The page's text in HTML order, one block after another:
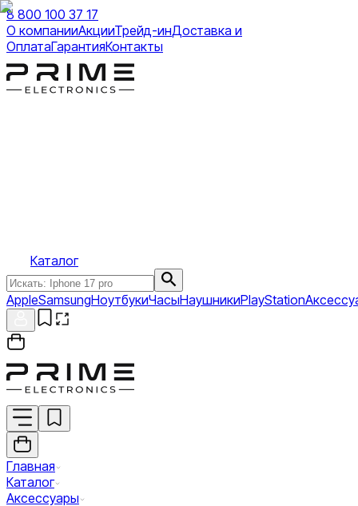
8 800 100 37 17
О компанииАкцииТрейд-инДоставка и
ОплатаГарантияКонтакты
Каталог
AppleSamsungНоутбукиЧасыНаушникиPlayStation
Главная
Каталог
Аксессуары